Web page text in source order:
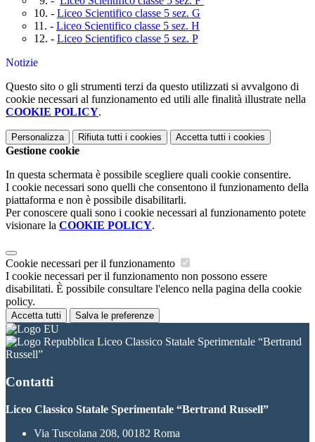
10. - Liceo Scientifico classe 5 sez. G
11. - Liceo Scientifico classe 5 sez. H
12. - Liceo Scientifico classe 5 sez. P
Notizie
Questo sito o gli strumenti terzi da questo utilizzati si avvalgono di
cookie necessari al funzionamento ed utili alle finalità illustrate nella
COOKIE POLICY.
Personalizza Rifiuta tutti i cookies Accetta tutti i cookies
Gestione cookie
In questa schermata è possibile scegliere quali cookie consentire.
I cookie necessari sono quelli che consentono il funzionamento della
piattaforma e non è possibile disabilitarli.
Per conoscere quali sono i cookie necessari al funzionamento potete
visionare la COOKIE POLICY.
Cookie necessari per il funzionamento
I cookie necessari per il funzionamento non possono essere
disabilitati. È possibile consultare l'elenco nella pagina della cookie
policy.
Accetta tutti Salva le preferenze
Liceo Classico Statale Sperimentale “Bertrand
Russell”
Contatti
Liceo Classico Statale Sperimentale “Bertrand Russell”
Via Tuscolana 208, 00182 Roma